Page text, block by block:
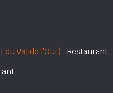
du Val de l'Our) Restaurant